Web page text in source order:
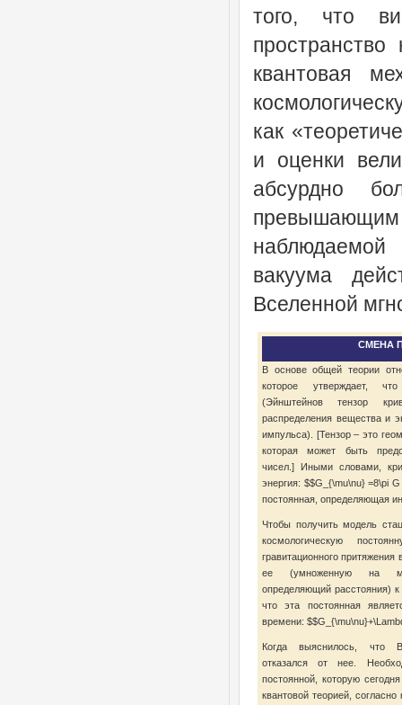
того, что
квантовая
как
и оценки
абсурдно
наблюдаемой
вакуума
Вселенной
СМЕНА
В основе общей теории
которое утверждает, что
(Эйнштейнов тензор
распределения вещества и
импульса). [Тензор – это
которая может быть
чисел.] Иными словами,
энергия: $$G_{\mu\nu} =8\pi
постоянная, определяющая
Чтобы получить модель
космологическую
гравитационного
ее (умноженную на
определяющий расстояния) к
что эта постоянная
времени:
Когда выяснилось, что
отказался от нее.
постоянной, которую
квантовой теорией,